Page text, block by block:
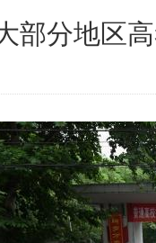
部分地区